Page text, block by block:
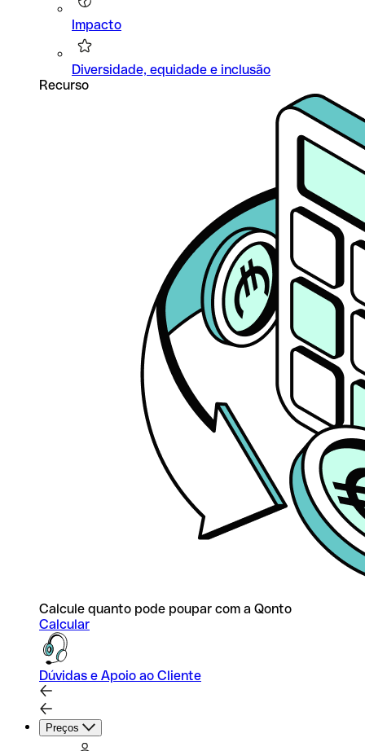
Impacto
Diversidade, equidade e inclusão
Recurso
Calcule quanto pode poupar com a Qonto
Calcular
Dúvidas e Apoio ao Cliente
Preços